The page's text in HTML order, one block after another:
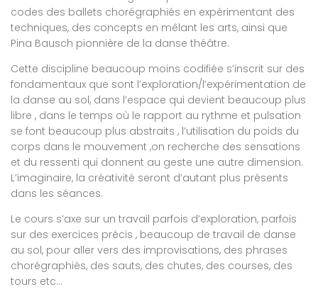
codes des ballets chorégraphiés en expérimentant des
techniques, des concepts en mêlant les arts, ainsi que
Pina Bausch pionnière de la danse théâtre.
Cette discipline beaucoup moins codifiée s’inscrit sur des
fondamentaux que sont l’exploration/l’expérimentation de
la danse au sol, dans l’espace qui devient beaucoup plus
libre , dans le temps où le rapport au rythme et pulsation
se font beaucoup plus abstraits , l’utilisation du poids du
corps dans le mouvement ,on recherche des sensations
et du ressenti qui donnent au geste une autre dimension.
L’imaginaire, la créativité seront d’autant plus présents
dans les séances.
Le cours s’axe sur un travail parfois d’exploration, parfois
sur des exercices précis , beaucoup de travail de danse
au sol, pour aller vers des improvisations, des phrases
chorégraphiés, des sauts, des chutes, des courses, des
tours etc…